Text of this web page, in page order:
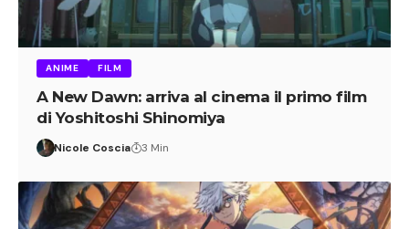
ANIME FILM
A New Dawn: arriva al cinema il primo film
di Yoshitoshi Shinomiya
Nicole Coscia 3 Min